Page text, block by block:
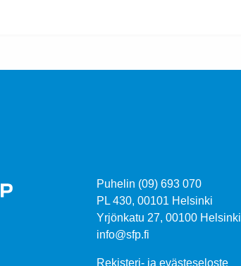
Puhelin (09) 693 070
PL 430, 00101 Helsinki
Yrjönkatu 27, 00100 Helsinki
info@sfp.fi
Rekisteri- ja evästeseloste